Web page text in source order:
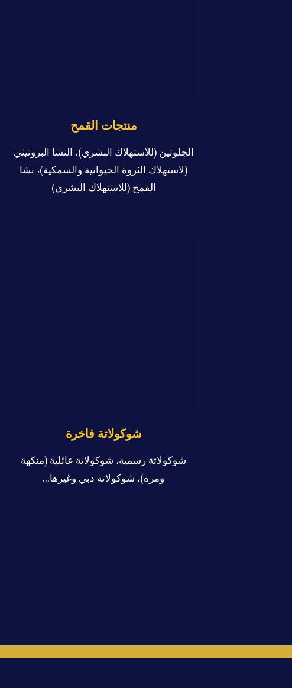
منتجات القمح
الجلوتين (للاستهلاك البشري)، النشا البروتيني
(لاستهلاك الثروة الحيوانية والسمكية)، نشا
القمح (للاستهلاك البشري)
شوكولاتة فاخرة
شوكولاتة رسمية، شوكولاتة عائلية (منكهة
ومرة)، شوكولاتة دبي وغيرها...